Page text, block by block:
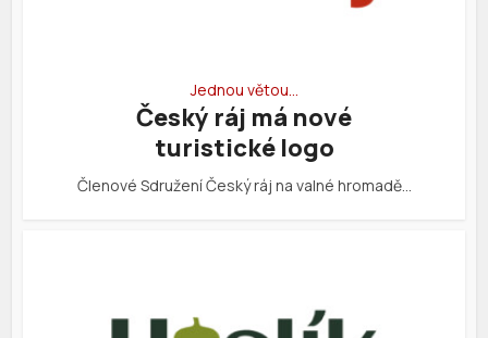
Jednou větou…
Český ráj má nové
turistické logo
Členové Sdružení Český ráj na valné hromadě…